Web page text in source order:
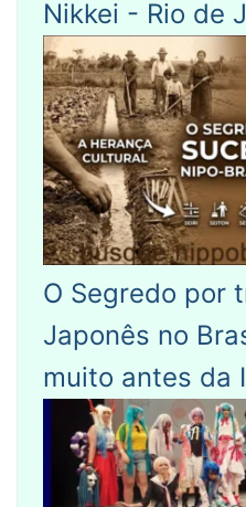
Nikkei - Rio de
O Segredo por
Japonês no
muito antes da